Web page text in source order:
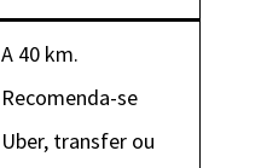
A 40 km.
Recomenda-se
Uber, transfer ou